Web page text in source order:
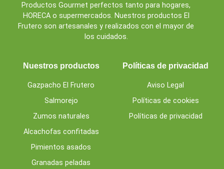
Productos Gourmet perfectos tanto para hogares,
HORECA o supermercados. Nuestros productos El
Frutero son artesanales y realizados con el mayor de
los cuidados.
Nuestros productos
Gazpacho El Frutero
Salmorejo
Zumos naturales
Alcachofas confitadas
Pimientos asados
Granadas peladas
Políticas de privacidad
Aviso Legal
Políticas de cookies
Políticas de privacidad